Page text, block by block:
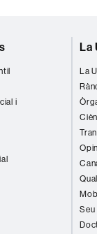
i
La
La